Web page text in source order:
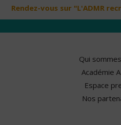
Rendez-vous sur "L'ADMR
Qui
Académie
Espace
Nos